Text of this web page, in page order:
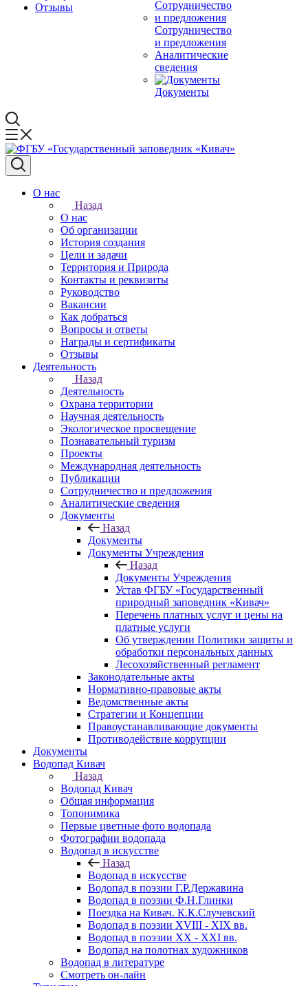
Отзывы
Сотрудничество
и предложения
Аналитические
сведения
Документы
О нас
Назад
О нас
Об организации
История создания
Цели и задачи
Территория и Природа
Контакты и реквизиты
Руководство
Вакансии
Как добраться
Вопросы и ответы
Награды и сертификаты
Отзывы
Деятельность
Назад
Деятельность
Охрана территории
Научная деятельность
Экологическое просвещение
Познавательный туризм
Проекты
Международная деятельность
Публикации
Сотрудничество и предложения
Аналитические сведения
Документы
Назад
Документы
Документы Учреждения
Назад
Документы Учреждения
Устав ФГБУ «Государственный
природный заповедник «Кивач»
Перечень платных услуг и цены на
платные услуги
Об утверждении Политики защиты и
обработки персональных данных
Лесохозяйственный регламент
Законодательные акты
Нормативно-правовые акты
Ведомственные акты
Стратегии и Концепции
Правоустанавливающие документы
Противодействие коррупции
Документы
Водопад Кивач
Назад
Водопад Кивач
Общая информация
Топонимика
Первые цветные фото водопада
Фотографии водопада
Водопад в искусстве
Назад
Водопад в искусстве
Водопад в поэзии Г.Р.Державина
Водопад в поэзии Ф.Н.Глинки
Поездка на Кивач. К.К.Случевский
Водопад в поэзии XVIII - XIX вв.
Водопад в поэзии XX - XXI вв.
Водопад на полотнах художников
Водопад в литературе
Смотреть он-лайн